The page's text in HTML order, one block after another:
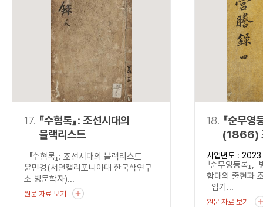
17. 『수혐록』: 조선시대의
블랙리스트
『수혐록』: 조선시대의 블랙리스트
윤민경(서던캘리포니아대 한국학연구
소 방문학자)...
원문 자료 보기
18. 『순무영
(1866)
출현과
기록
사업년도 : 2023
『순무영등록
함대의 출현과
엄기...
원문 자료 보기